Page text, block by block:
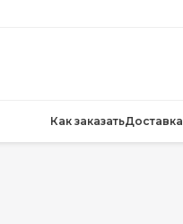
Как заказатьДоставка